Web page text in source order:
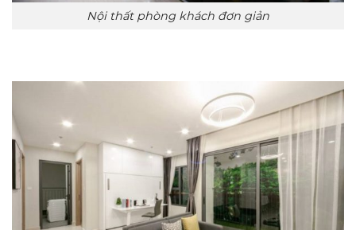
Nội thất phòng khách đơn giản